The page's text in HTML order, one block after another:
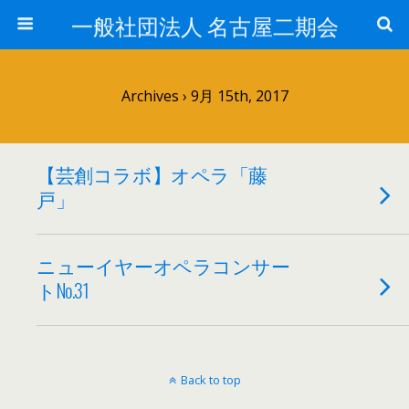
一般社団法人 名古屋二期会
Archives › 9月 15th, 2017
【芸創コラボ】オペラ「藤
戸」
ニューイヤーオペラコンサー
トNo.31
Back to top